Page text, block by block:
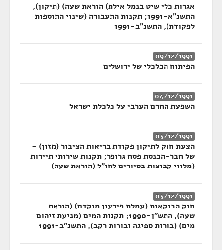
אגרות כלי שיט בנמל אילת) הוראת שעה) (תיקון),
התשנ"א-1991; תקנות התעבורה (שינוי התוספות
לפקודת), התשנ"ב-1991
09/12/1991
הפיתוח הכלכלי של ירושלים
04/12/1991
השפעת החרם הערבי על כלכלת ישראל
03/12/1991
הצעת חוק לתיקון פקודת בריאות הציבור (מזון) -
של חבר-הכנסת פסח גרופר; תקנות שירותי תיירות
(מלווי קבוצות בסיורים לחו"ל (הוראת שעה)
03/12/1991
חוק הבנקאות (עמלת פירעון מוקדם) (הוראת
שעה), התש"ן-1990; תקנות המים (מניעת זיהום
מים) (בורות ספיגה ובורות רקב), התשנ"ב-1991